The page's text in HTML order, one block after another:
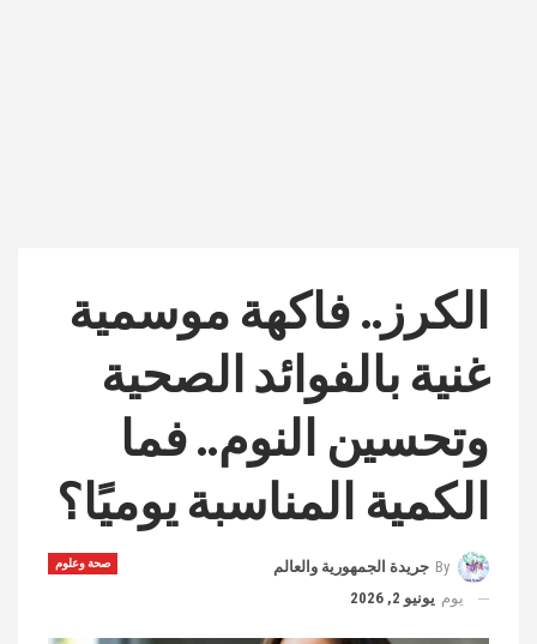
الكرز.. فاكهة موسمية
غنية بالفوائد الصحية
وتحسين النوم.. فما
الكمية المناسبة يوميًا؟
صحة وعلوم By جريدة الجمهورية والعالم
يوم يونيو 2, 2026